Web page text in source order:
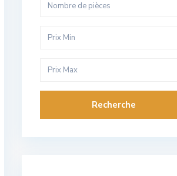
Nombre de pièces
Recherche